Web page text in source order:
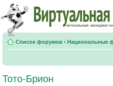
Список форумов ‹ Национальные
Тото-Брион